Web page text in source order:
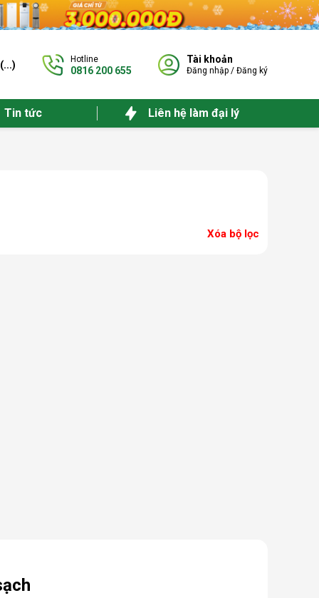
(...) Hotline
0816 200 655
Tài khoản
Đăng nhập / Đăng ký
Tin tức Liên hệ làm đại lý
Xóa bộ lọc